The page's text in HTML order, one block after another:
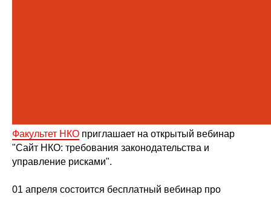
Факультет НКО приглашает на открытый вебинар
"Сайт НКО: требования законодательства и
управление рисками".
01 апреля состоится бесплатный вебинар про